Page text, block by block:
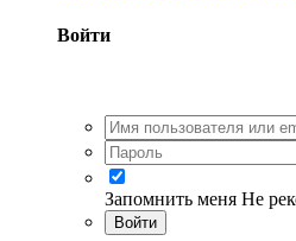
Войти
Запомнить меня Не
Войти